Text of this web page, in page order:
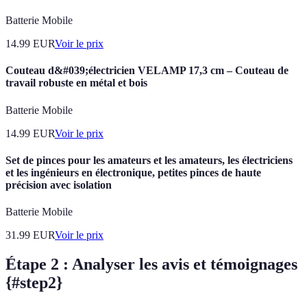
Batterie Mobile
14.99 EURVoir le prix
Couteau d&#039;électricien VELAMP 17,3 cm – Couteau de
travail robuste en métal et bois
Batterie Mobile
14.99 EURVoir le prix
Set de pinces pour les amateurs et les amateurs, les électriciens
et les ingénieurs en électronique, petites pinces de haute
précision avec isolation
Batterie Mobile
31.99 EURVoir le prix
Étape 2 : Analyser les avis et témoignages
{#step2}